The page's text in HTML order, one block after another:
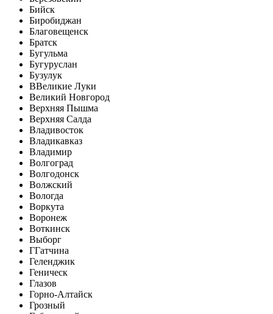
Бийск
Биробиджан
Благовещенск
Братск
Бугульма
Бугуруслан
Бузулук
ВВеликие Луки
Великий Новгород
Верхняя Пышма
Верхняя Салда
Владивосток
Владикавказ
Владимир
Волгоград
Волгодонск
Волжский
Вологда
Воркута
Воронеж
Воткинск
Выборг
ГГатчина
Геленджик
Геническ
Глазов
Горно-Алтайск
Грозный